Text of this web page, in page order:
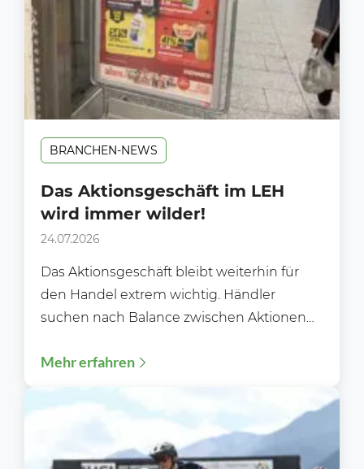
BRANCHEN-NEWS
Das Aktionsgeschäft im LEH
wird immer wilder!
24.07.2026
Das Aktionsgeschäft bleibt weiterhin für
den Handel extrem wichtig. Händler
suchen nach Balance zwischen Aktionen
Lebensmittelhandel bleiben Aktionspreise
und...
Mehr erfahren